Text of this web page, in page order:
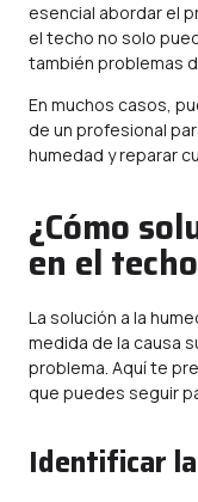
esencial abordar el
el techo no solo
también problemas
En muchos casos,
de un profesional
humedad y reparar
¿Cómo
en el
La solución a la
medida de la causa
problema. Aquí te
que puedes seguir
Identificar